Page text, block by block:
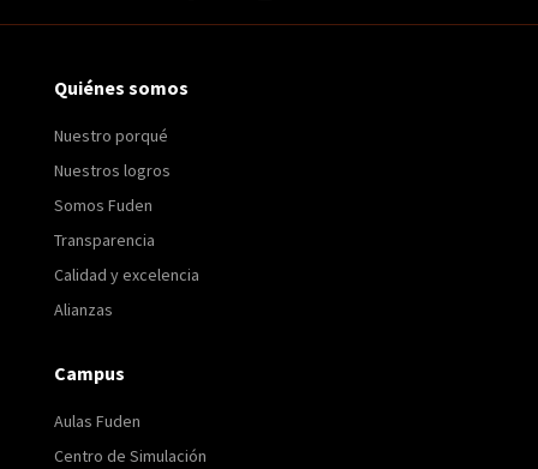
Quiénes somos
Nuestro porqué
Nuestros logros
Somos Fuden
Transparencia
Calidad y excelencia
Alianzas
Campus
Aulas Fuden
Centro de Simulación